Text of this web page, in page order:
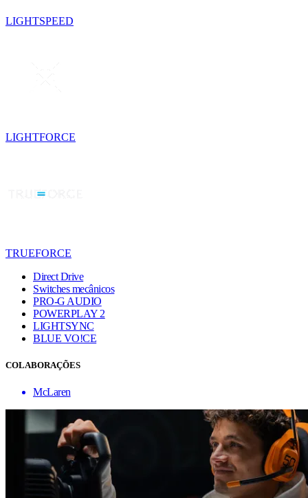
LIGHTSPEED
LIGHTFORCE
TRUEFORCE
Direct Drive
Switches mecânicos
PRO-G AUDIO
POWERPLAY 2
LIGHTSYNC
BLUE VO!CE
COLABORAÇÕES
McLaren